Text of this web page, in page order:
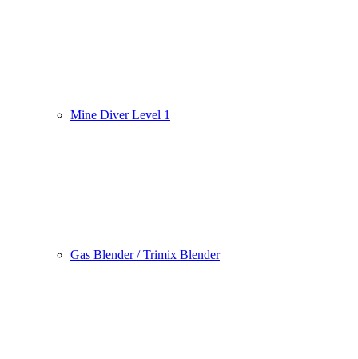
Mine Diver Level 1
Gas Blender / Trimix Blender